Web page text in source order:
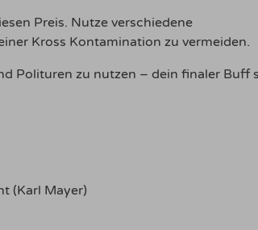
Preis. Nutze verschiedene
Kross Kontamination zu vermeiden.
Polituren zu nutzen – dein finaler Buff
(Karl Mayer)